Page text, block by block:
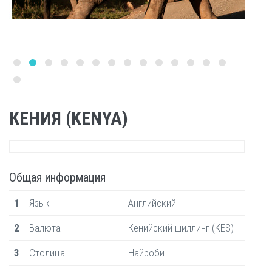
КЕНИЯ (KENYA)
Общая информация
1 Язык Английский
2 Валюта Кенийский шиллинг (KES)
3 Столица Найроби